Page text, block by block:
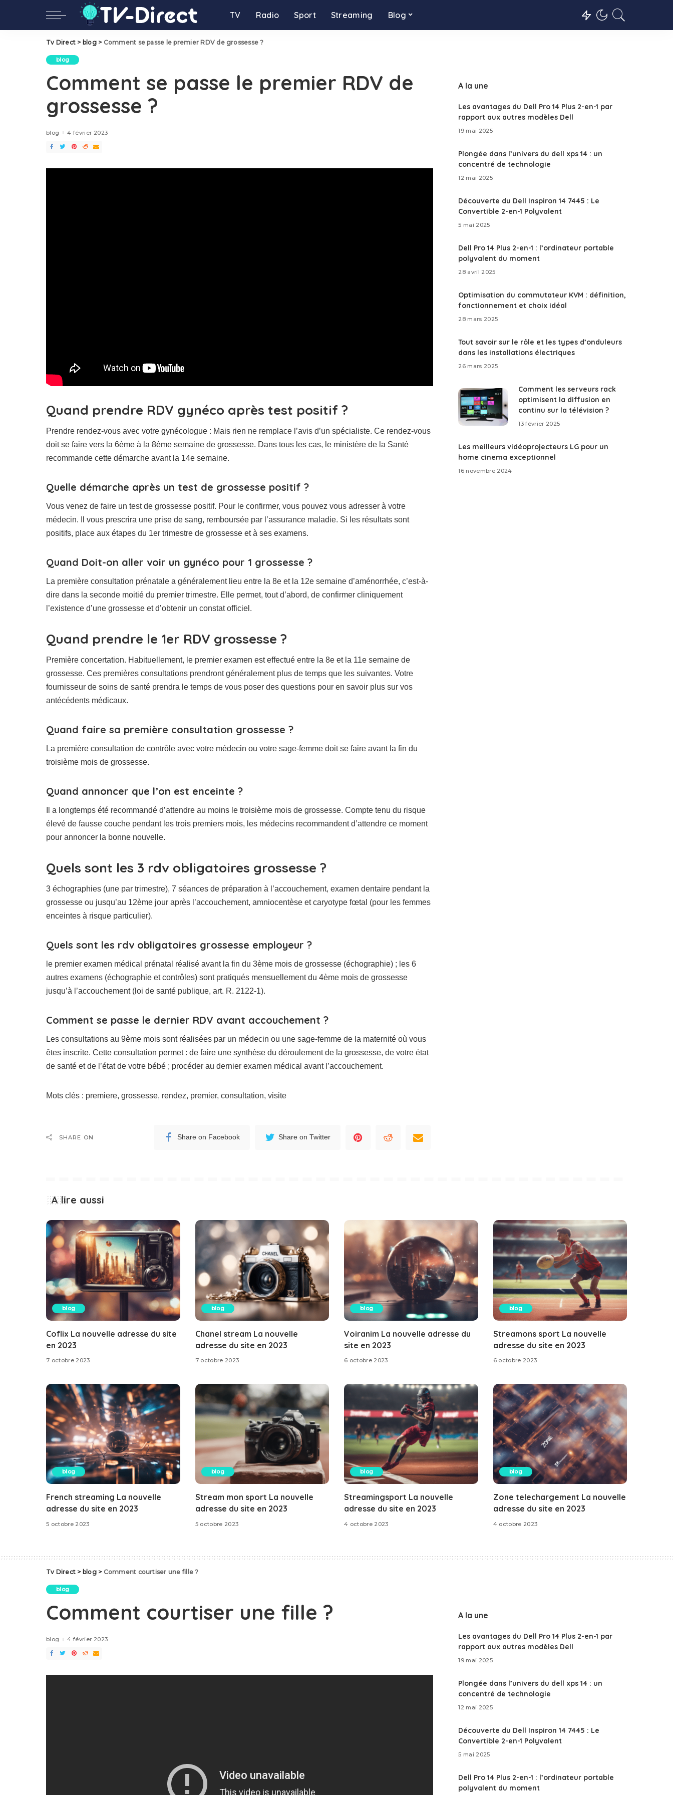
TV Radio Sport Streaming Blog
Tv Direct > blog> Comment se passe le premier RDV de grossesse ?
blog
Comment se passe le premier RDV de
grossesse ?
blog 4 février 2023
Quand prendre RDV gynéco après test positif ?
Prendre rendez-vous avec votre gynécologue : Mais rien ne remplace l’avis d’un spécialiste. Ce rendez-vous
doit se faire vers la 6ème à la 8ème semaine de grossesse. Dans tous les cas, le ministère de la Santé
recommande cette démarche avant la 14e semaine.
Quelle démarche après un test de grossesse positif ?
Vous venez de faire un test de grossesse positif. Pour le confirmer, vous pouvez vous adresser à votre
médecin. Il vous prescrira une prise de sang, remboursée par l’assurance maladie. Si les résultats sont
positifs, place aux étapes du 1er trimestre de grossesse et à ses examens.
Quand Doit-on aller voir un gynéco pour 1 grossesse ?
La première consultation prénatale a généralement lieu entre la 8e et la 12e semaine d’aménorrhée, c’est-à-
dire dans la seconde moitié du premier trimestre. Elle permet, tout d’abord, de confirmer cliniquement
l’existence d’une grossesse et d’obtenir un constat officiel.
Quand prendre le 1er RDV grossesse ?
Première concertation. Habituellement, le premier examen est effectué entre la 8e et la 11e semaine de
grossesse. Ces premières consultations prendront généralement plus de temps que les suivantes. Votre
fournisseur de soins de santé prendra le temps de vous poser des questions pour en savoir plus sur vos
antécédents médicaux.
Quand faire sa première consultation grossesse ?
La première consultation de contrôle avec votre médecin ou votre sage-femme doit se faire avant la fin du
troisième mois de grossesse.
Quand annoncer que l’on est enceinte ?
Il a longtemps été recommandé d’attendre au moins le troisième mois de grossesse. Compte tenu du risque
élevé de fausse couche pendant les trois premiers mois, les médecins recommandent d’attendre ce moment
pour annoncer la bonne nouvelle.
Quels sont les 3 rdv obligatoires grossesse ?
3 échographies (une par trimestre), 7 séances de préparation à l’accouchement, examen dentaire pendant la
grossesse ou jusqu’au 12ème jour après l’accouchement, amniocentèse et caryotype fœtal (pour les femmes
enceintes à risque particulier).
Quels sont les rdv obligatoires grossesse employeur ?
le premier examen médical prénatal réalisé avant la fin du 3ème mois de grossesse (échographie) ; les 6
autres examens (échographie et contrôles) sont pratiqués mensuellement du 4ème mois de grossesse
jusqu’à l’accouchement (loi de santé publique, art. R. 2122-1).
Comment se passe le dernier RDV avant accouchement ?
Les consultations au 9ème mois sont réalisées par un médecin ou une sage-femme de la maternité où vous
êtes inscrite. Cette consultation permet : de faire une synthèse du déroulement de la grossesse, de votre état
de santé et de l’état de votre bébé ; procéder au dernier examen médical avant l’accouchement.
Mots clés : premiere, grossesse, rendez, premier, consultation, visite
SHARE ON Share on Facebook Share on Twitter
A la une
Les avantages du Dell Pro 14 Plus 2-en-1 par
rapport aux autres modèles Dell
19 mai 2025
Plongée dans l’univers du dell xps 14 : un
concentré de technologie
12 mai 2025
Découverte du Dell Inspiron 14 7445 : Le
Convertible 2-en-1 Polyvalent
5 mai 2025
Dell Pro 14 Plus 2-en-1 : l’ordinateur portable
polyvalent du moment
28 avril 2025
Optimisation du commutateur KVM : définition,
fonctionnement et choix idéal
28 mars 2025
Tout savoir sur le rôle et les types d’onduleurs
dans les installations électriques
26 mars 2025
Comment les serveurs rack
optimisent la diffusion en
continu sur la télévision ?
13 février 2025
Les meilleurs vidéoprojecteurs LG pour un
home cinema exceptionnel
16 novembre 2024
A lire aussi
blog
Coflix La nouvelle adresse du site
en 2023
7 octobre 2023
blog
Chanel stream La nouvelle
adresse du site en 2023
7 octobre 2023
blog
Voiranim La nouvelle adresse du
site en 2023
6 octobre 2023
blog
Streamons sport La nouvelle
adresse du site en 2023
6 octobre 2023
blog
French streaming La nouvelle
adresse du site en 2023
5 octobre 2023
blog
Stream mon sport La nouvelle
adresse du site en 2023
5 octobre 2023
blog
Streamingsport La nouvelle
adresse du site en 2023
4 octobre 2023
blog
Zone telechargement La nouvelle
adresse du site en 2023
4 octobre 2023
Tv Direct > blog> Comment courtiser une fille ?
blog
Comment courtiser une fille ?
blog 4 février 2023
A la une
Les avantages du Dell Pro 14 Plus 2-en-1 par
rapport aux autres modèles Dell
19 mai 2025
Plongée dans l’univers du dell xps 14 : un
concentré de technologie
12 mai 2025
Découverte du Dell Inspiron 14 7445 : Le
Convertible 2-en-1 Polyvalent
5 mai 2025
Dell Pro 14 Plus 2-en-1 : l’ordinateur portable
polyvalent du moment